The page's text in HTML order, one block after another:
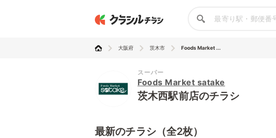
大阪府 茨木市 Foods Market ...
スーパー
Foods Market satake
茨木西駅前店のチラシ
最新のチラシ（全2枚）